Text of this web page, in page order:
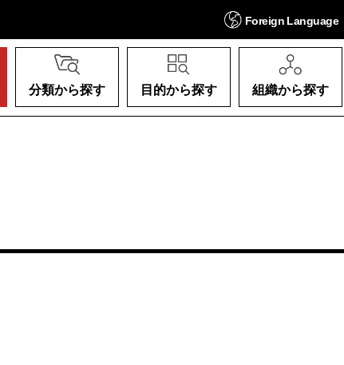
Foreign Language
分類から探す 目的から探す 組織から探す